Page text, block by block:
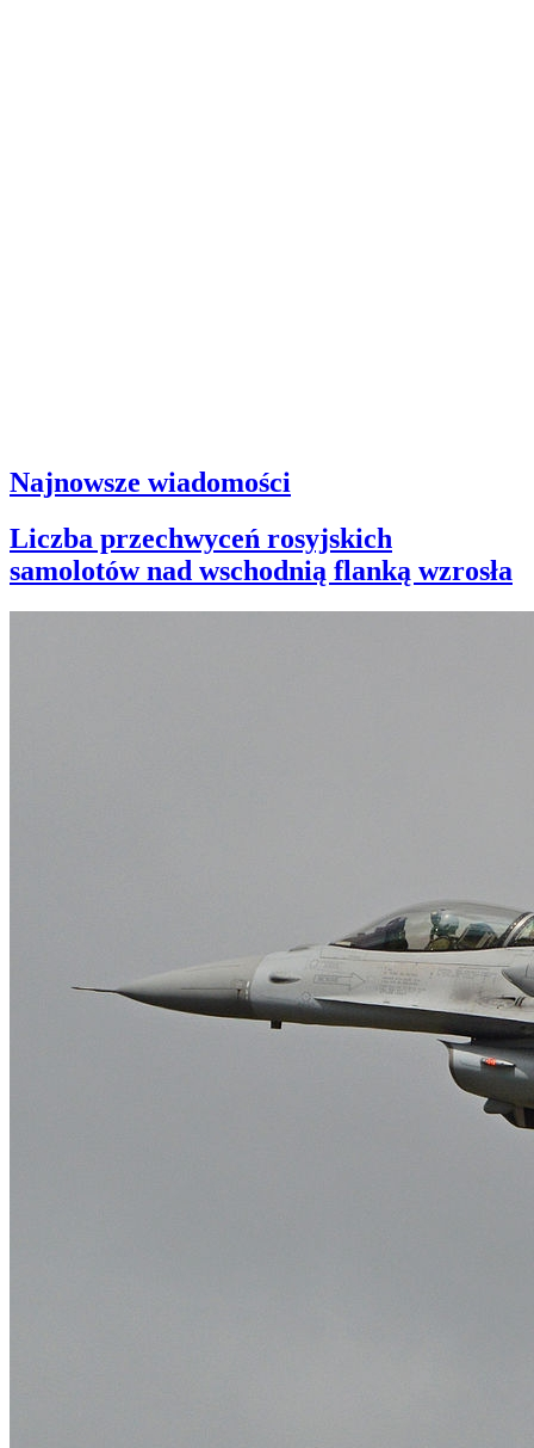
Najnowsze wiadomości
Liczba przechwyceń rosyjskich
samolotów nad wschodnią flanką wzrosła